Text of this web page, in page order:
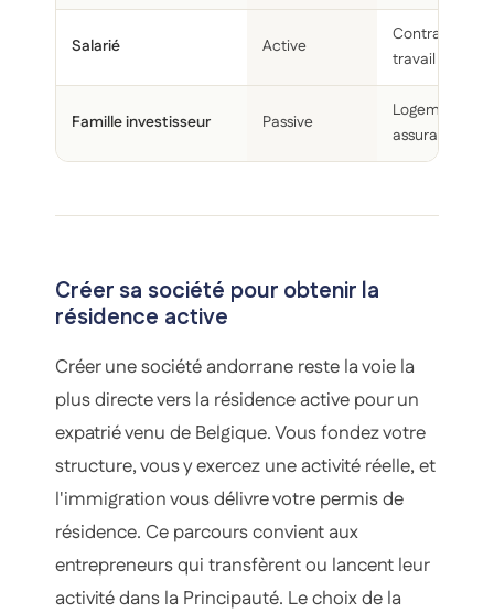
Salarié Active
Contrat de
travail
Famille investisseur Passive
Logement +
assurances
Créer sa société pour obtenir la
résidence active
Créer une société andorrane reste la voie la
plus directe vers la résidence active pour un
expatrié venu de Belgique. Vous fondez votre
structure, vous y exercez une activité réelle, et
l'immigration vous délivre votre permis de
résidence. Ce parcours convient aux
entrepreneurs qui transfèrent ou lancent leur
activité dans la Principauté. Le choix de la